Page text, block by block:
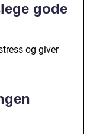
gode
og giver